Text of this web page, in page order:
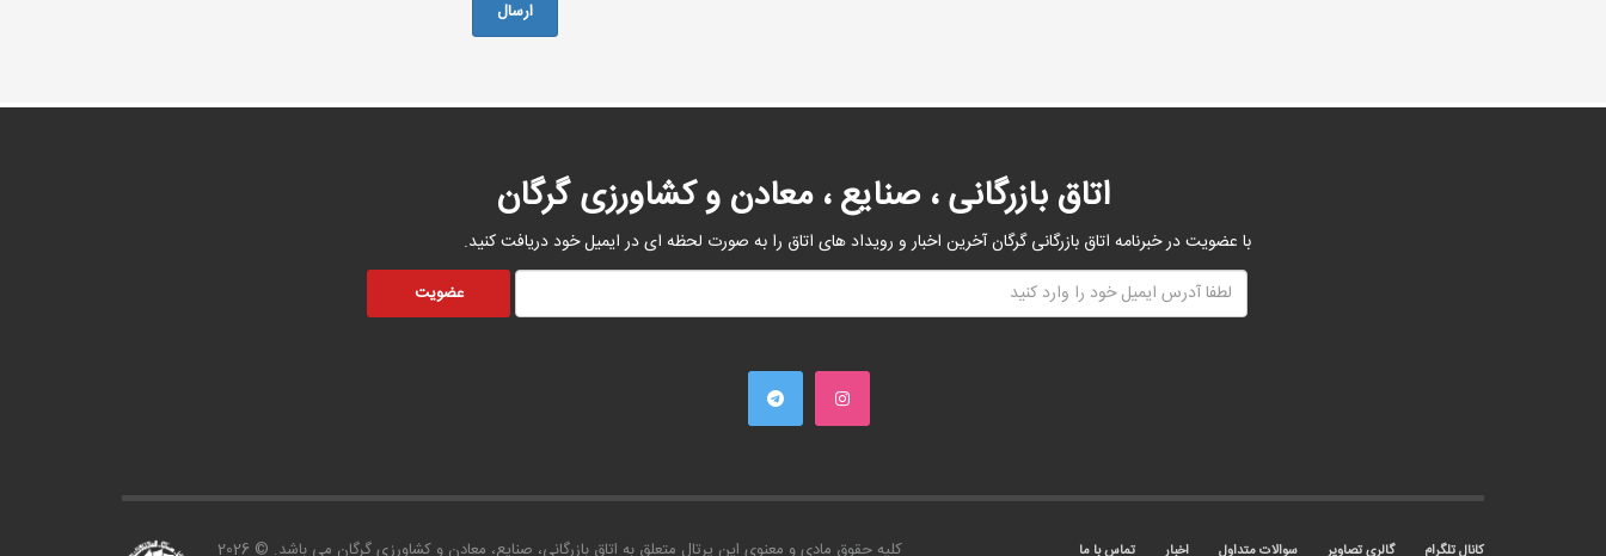
اتاق بازرگانی ، صنایع ، معادن و کشاورزی گرگان
با عضویت در خبرنامه اتاق بازرگانی گرگان آخرین اخبار و رویداد های اتاق را به صورت لحظه ای در ایمیل خود دریافت کنید.
تماس با ما اخبار سوالات متداول گالری تصاویر کانال تلگرام کليه حقوق مادی و معنوی اين پرتال متعلق به اتاق بازرگانی، صنايع، معادن و کشاورزی گرگان می باشد. © 2026